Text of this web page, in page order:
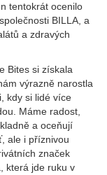
tentokrát ocenilo
BILLA, a
a zdravých
Bites si získala
výrazně narostla
kdy si lidé více
Máme radost,
a oceňují
ale i příznivou
značek
která jde ruku v